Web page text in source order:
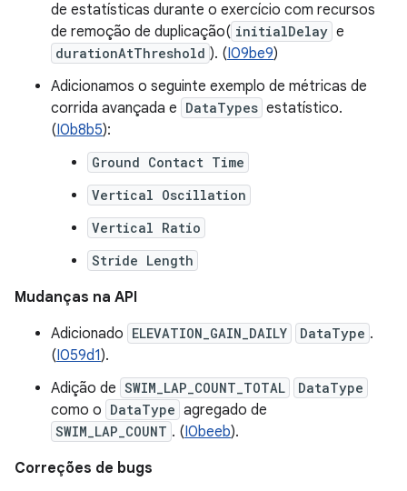
de estatísticas durante o exercício com recursos
de remoção de duplicação( initialDelay e
durationAtThreshold ). (I09be9)
Adicionamos o seguinte exemplo de métricas de
corrida avançada e DataTypes estatístico.
(I0b8b5):
Ground Contact Time
Vertical Oscillation
Vertical Ratio
Stride Length
Mudanças na API
Adicionado ELEVATION_GAIN_DAILY DataType .
(I059d1).
Adição de SWIM_LAP_COUNT_TOTAL DataType
como o DataType agregado de
SWIM_LAP_COUNT . (I0beeb).
Correções de bugs